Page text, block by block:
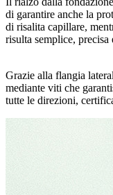
di garantire anche la
di risalita capillare,
risulta semplice, precisa
Grazie alla flangia
mediante viti che
tutte le direzioni,